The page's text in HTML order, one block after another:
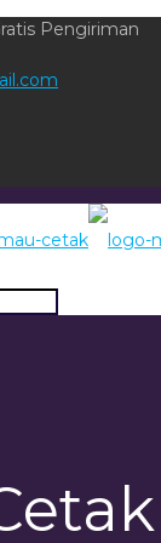
Pengiriman